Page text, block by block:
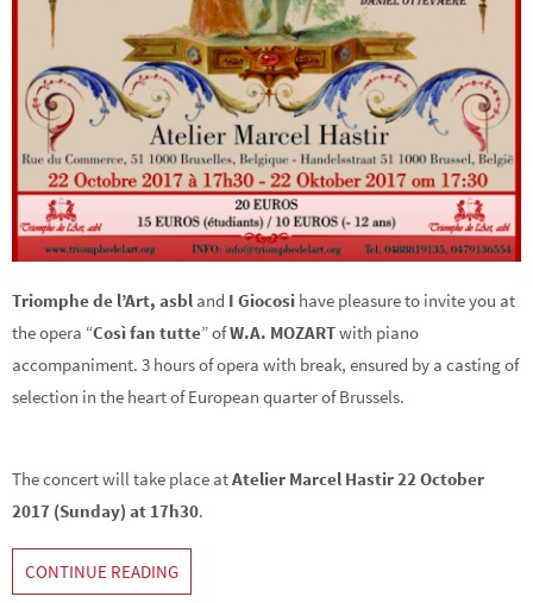
Triomphe de l’Art, asbl and I Giocosi have pleasure to invite you at
the opera “Così fan tutte” ofW.A. MOZARTwith piano
accompaniment. 3 hours of opera with break, ensured by a casting of
selection in the heart of European quarter of Brussels.
The concert will take place atAtelier Marcel Hastir 22 October
2017 (Sunday) at 17h30.
CONTINUE READING